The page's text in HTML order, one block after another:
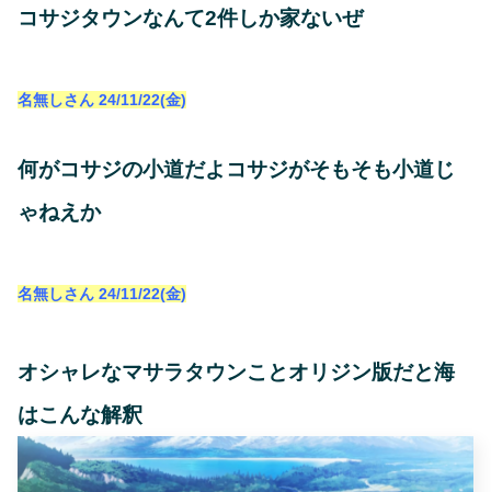
コサジタウンなんて2件しか家ないぜ
名無しさん 24/11/22(金)
何がコサジの小道だよコサジがそもそも小道じ
ゃねえか
名無しさん 24/11/22(金)
オシャレなマサラタウンことオリジン版だと海
はこんな解釈